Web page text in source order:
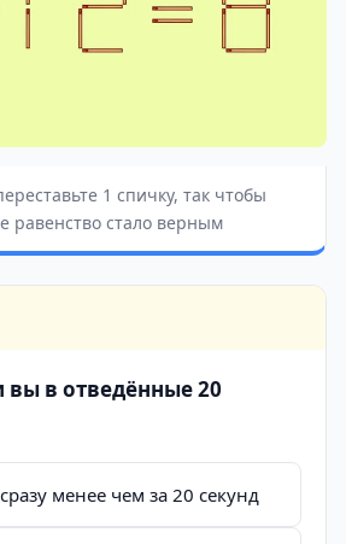
1 спичку, так чтобы
равенство стало верным
в отведённые 20
менее чем за 20 секунд